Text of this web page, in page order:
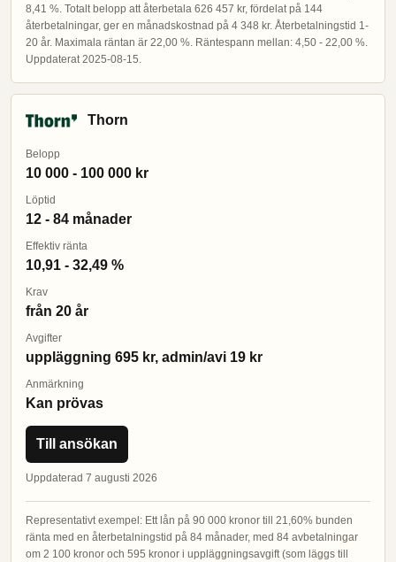
8,41 %. Totalt belopp att återbetala 626 457 kr, fördelat på 144
återbetalningar, ger en månadskostnad på 4 348 kr. Återbetalningstid 1-
20 år. Maximala räntan är 22,00 %. Räntespann mellan: 4,50 - 22,00 %.
Uppdaterat 2025-08-15.
Thorn
Belopp
10 000 - 100 000 kr
Löptid
12 - 84 månader
Effektiv ränta
10,91 - 32,49 %
Krav
från 20 år
Avgifter
uppläggning 695 kr, admin/avi 19 kr
Anmärkning
Kan prövas
Till ansökan
Uppdaterad 7 augusti 2026
Representativt exempel: Ett lån på 90 000 kronor till 21,60% bunden
ränta med en återbetalningstid på 84 månader, med 84 avbetalningar
om 2 100 kronor och 595 kronor i uppläggningsavgift (som läggs till